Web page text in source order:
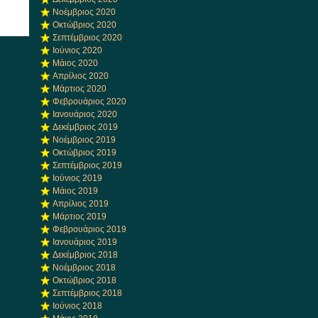
Νοέμβριος 2020
Οκτώβριος 2020
Σεπτέμβριος 2020
Ιούνιος 2020
Μάιος 2020
Απρίλιος 2020
Μάρτιος 2020
Φεβρουάριος 2020
Ιανουάριος 2020
Δεκέμβριος 2019
Νοέμβριος 2019
Οκτώβριος 2019
Σεπτέμβριος 2019
Ιούνιος 2019
Μάιος 2019
Απρίλιος 2019
Μάρτιος 2019
Φεβρουάριος 2019
Ιανουάριος 2019
Δεκέμβριος 2018
Νοέμβριος 2018
Οκτώβριος 2018
Σεπτέμβριος 2018
Ιούνιος 2018